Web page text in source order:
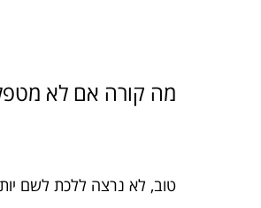
מה קורה אם לא
טוב, לא נרצה ללכת לשם